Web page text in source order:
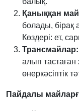
Қаныққан
болады, бірақ
Көздері: ет,
Трансмайлар:
алып
өнеркәсіптік
Пайдалы